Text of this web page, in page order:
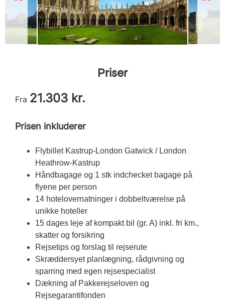
Priser
Fra 21.303 kr.
Prisen inkluderer
Flybillet Kastrup-London Gatwick / London
Heathrow-Kastrup
Håndbagage og 1 stk indchecket bagage på
flyene per person
14 hotelovernatninger i dobbeltværelse på
unikke hoteller
15 dages leje af kompakt bil (gr. A) inkl. fri km.,
skatter og forsikring
Rejsetips og forslag til rejserute
Skræddersyet planlægning, rådgivning og
sparring med egen rejsespecialist
Dækning af Pakkerejseloven og
Rejsegarantifonden